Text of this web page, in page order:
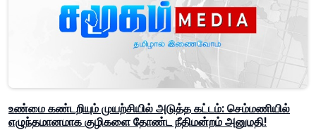
உண்மை கண்டறியும் முயற்சியில் அடுத்த கட்டம்: செம்மணியில்
எழுந்தமானமாக குழிகளை தோண்ட நீதிமன்றம் அனுமதி!